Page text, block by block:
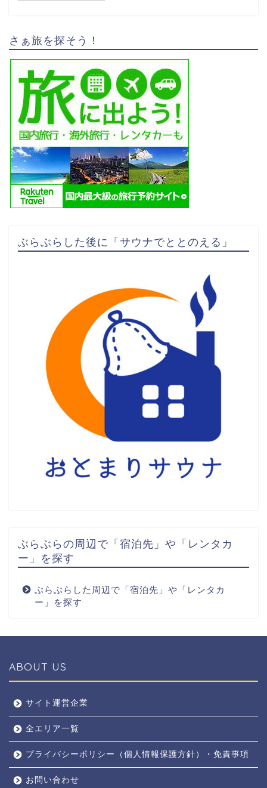
さぁ旅を探そう！
ぶらぶらした後に「サウナでととのえる」
ぶらぶらの周辺で「宿泊先」や「レンタカ
ー」を探す
ぶらぶらした周辺で「宿泊先」や「レンタカ
ー」を探す
ABOUT US
サイト運営企業
全エリア一覧
プライバシーポリシー（個人情報保護方針）・免責事項
お問い合わせ
奈良